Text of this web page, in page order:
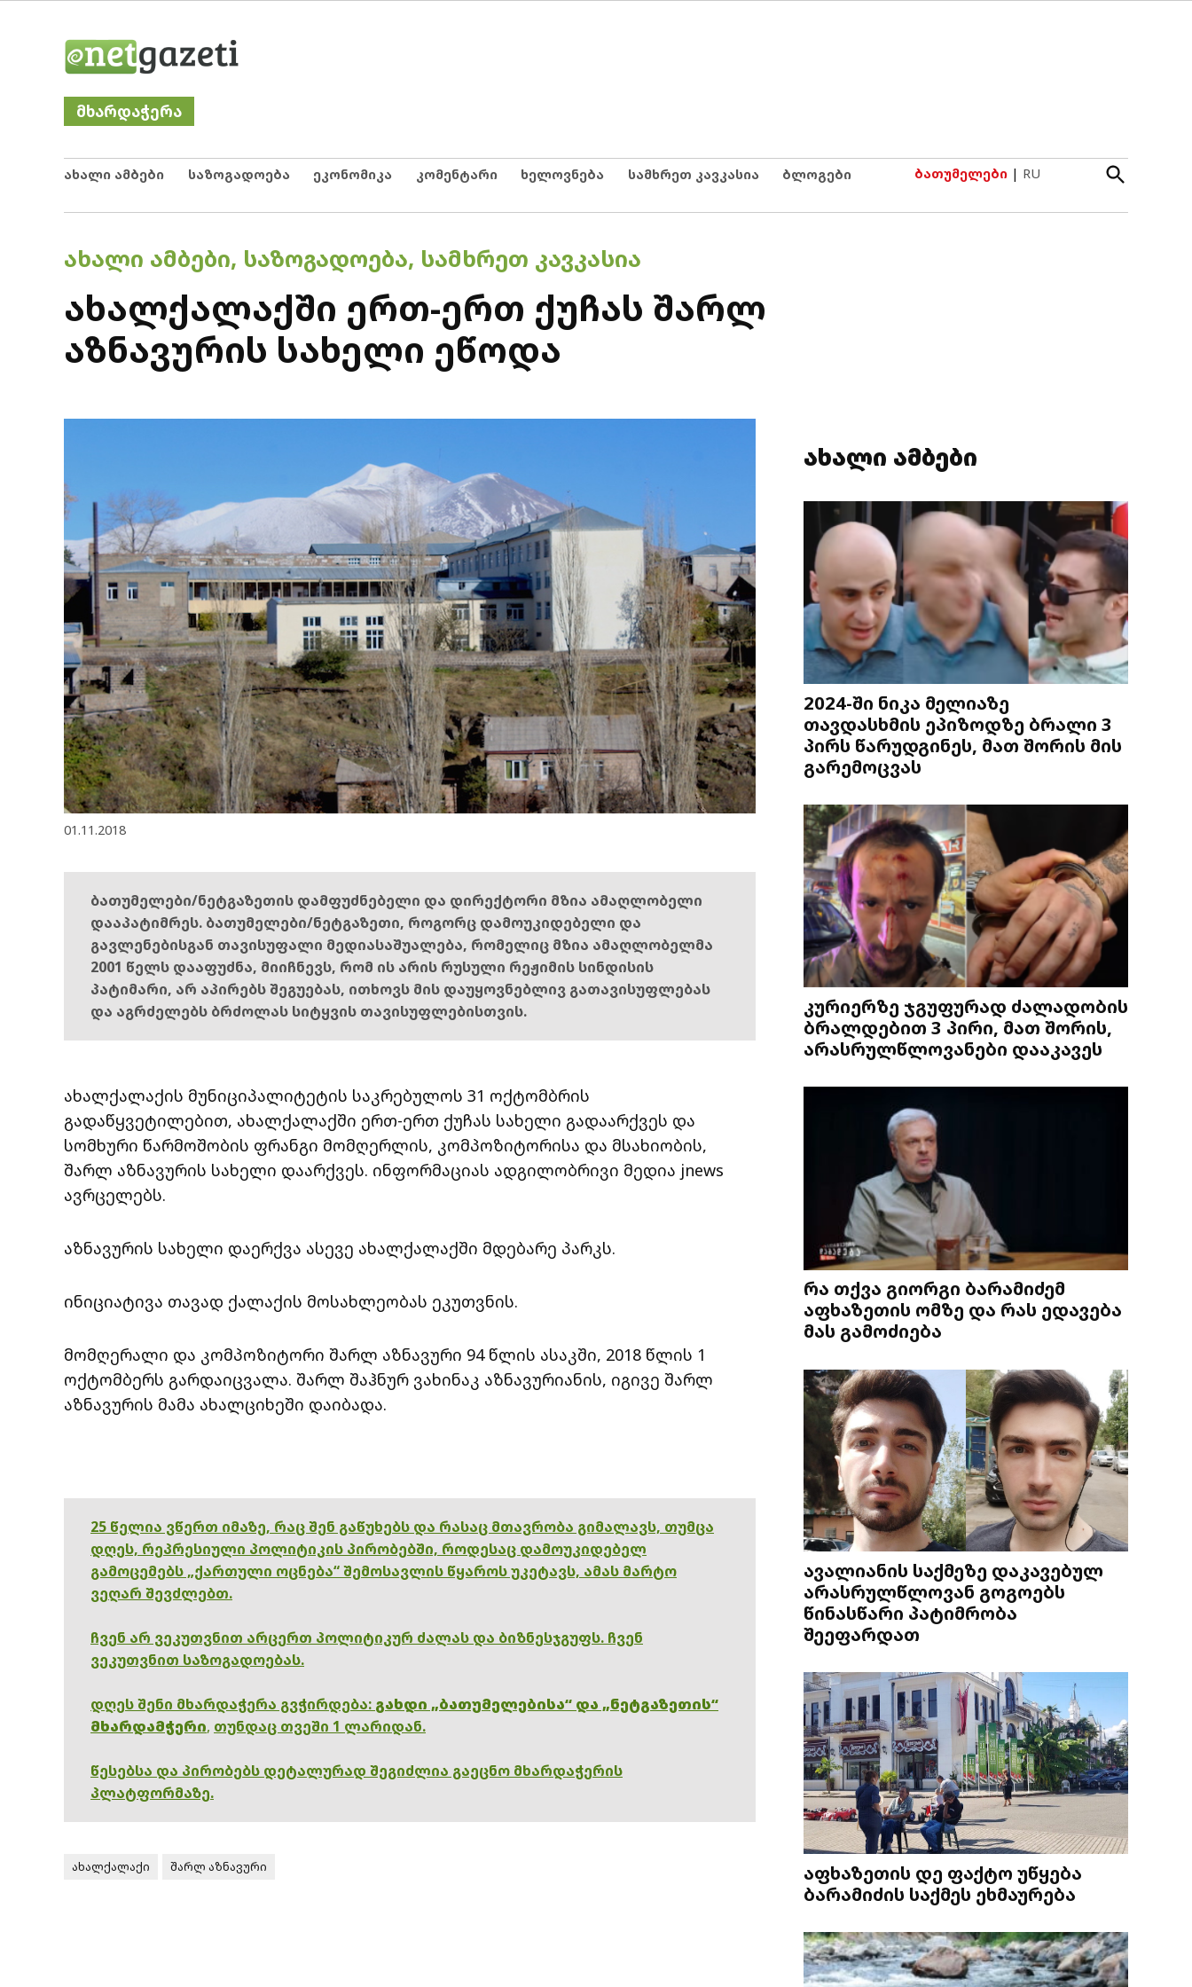
მხარდაჭერა
ახალი ამბები საზოგადოება ეკონომიკა კომენტარი ხელოვნება სამხრეთ კავკასია ბლოგები ბათუმელები | RU
Open
Search
POSTED
ᲐᲮᲐᲚᲘ ᲐᲛᲑᲔᲑᲘ, ᲡᲐᲖᲝᲒᲐᲓᲝᲔᲑᲐ, ᲡᲐᲛᲮᲠᲔᲗ ᲙᲐᲕᲙᲐᲡᲘᲐ
ახალქალაქში ერთ-ერთ ქუჩას შარლ
აზნავურის სახელი ეწოდა
01.11.2018
ბათუმელები/ნეტგაზეთის დამფუძნებელი და დირექტორი მზია ამაღლობელი
დააპატიმრეს. ბათუმელები/ნეტგაზეთი, როგორც დამოუკიდებელი და
გავლენებისგან თავისუფალი მედიასაშუალება, რომელიც მზია ამაღლობელმა
2001 წელს დააფუძნა, მიიჩნევს, რომ ის არის რუსული რეჟიმის სინდისის
პატიმარი, არ აპირებს შეგუებას, ითხოვს მის დაუყოვნებლივ გათავისუფლებას
და აგრძელებს ბრძოლას სიტყვის თავისუფლებისთვის.
ახალქალაქის მუნიციპალიტეტის საკრებულოს 31 ოქტომბრის
გადაწყვეტილებით, ახალქალაქში ერთ-ერთ ქუჩას სახელი გადაარქვეს და
სომხური წარმოშობის ფრანგი მომღერლის, კომპოზიტორისა და მსახიობის,
შარლ აზნავურის სახელი დაარქვეს. ინფორმაციას ადგილობრივი მედია jnews
ავრცელებს.
აზნავურის სახელი დაერქვა ასევე ახალქალაქში მდებარე პარკს.
ინიციატივა თავად ქალაქის მოსახლეობას ეკუთვნის.
მომღერალი და კომპოზიტორი შარლ აზნავური 94 წლის ასაკში, 2018 წლის 1
ოქტომბერს გარდაიცვალა. შარლ შაჰნურ ვახინაკ აზნავურიანის, იგივე შარლ
აზნავურის მამა ახალციხეში დაიბადა.
25 წელია ვწერთ იმაზე, რაც შენ გაწუხებს და რასაც მთავრობა გიმალავს, თუმცა
დღეს, რეპრესიული პოლიტიკის პირობებში, როდესაც დამოუკიდებელ
გამოცემებს „ქართული ოცნება“ შემოსავლის წყაროს უკეტავს, ამას მარტო
ვეღარ შევძლებთ.
ჩვენ არ ვეკუთვნით არცერთ პოლიტიკურ ძალას და ბიზნესჯგუფს. ჩვენ
ვეკუთვნით საზოგადოებას.
დღეს შენი მხარდაჭერა გვჭირდება: გახდი „ბათუმელებისა“ და „ნეტგაზეთის“
მხარდამჭერი, თუნდაც თვეში 1 ლარიდან.
წესებსა და პირობებს დეტალურად შეგიძლია გაეცნო მხარდაჭერის
პლატფორმაზე.
ახალქალაქი შარლ აზნავური
ახალი ამბები
2024-ში ნიკა მელიაზე
თავდასხმის ეპიზოდზე ბრალი 3
პირს წარუდგინეს, მათ შორის მის
გარემოცვას
კურიერზე ჯგუფურად ძალადობის
ბრალდებით 3 პირი, მათ შორის,
არასრულწლოვანები დააკავეს
რა თქვა გიორგი ბარამიძემ
აფხაზეთის ომზე და რას ედავება
მას გამოძიება
ავალიანის საქმეზე დაკავებულ
არასრულწლოვან გოგოებს
წინასწარი პატიმრობა
შეეფარდათ
აფხაზეთის დე ფაქტო უწყება
ბარამიძის საქმეს ეხმაურება